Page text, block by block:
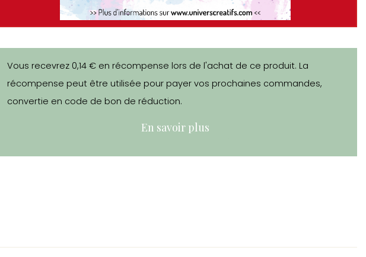
Vous recevrez 0,14 € en récompense lors de l'achat de ce produit. La
récompense peut être utilisée pour payer vos prochaines commandes,
convertie en code de bon de réduction.
En savoir plus